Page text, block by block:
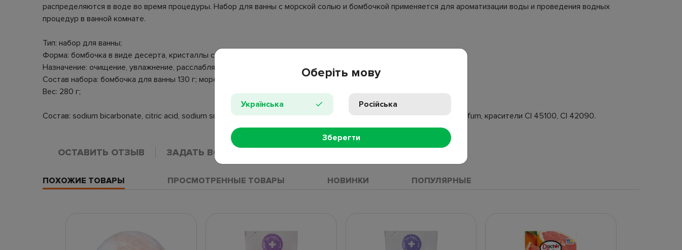
распределяются в воде во время процедуры. Набор для ванны с морской солью и бомбочкой применяется для ароматизации воды и проведения водных
процедур в ванной комнате.
Тип: набор для ванны;
Форма: бомбочка в виде десерта, кристаллы соли;
Назначение: очищение, увлажнение, расслабляющее действие;
Состав набора: бомбочка для ванны 130 г; морская соль для ванны 150 г;
Вес: 280 г;
Состав: sodium bicarbonate, citric acid, sodium sulfate, sea salt, maltodextrin, grape seed oil, lemongrass essential oil, parfum, красители CI 45100, CI 42090.
ОСТАВИТЬ ОТЗЫВ ЗАДАТЬ ВОПРОС
ПОХОЖИЕ ТОВАРЫ ПРОСМОТРЕННЫЕ ТОВАРЫ НОВИНКИ ПОПУЛЯРНЫЕ
Оберіть мову
Українська Російська
Зберегти